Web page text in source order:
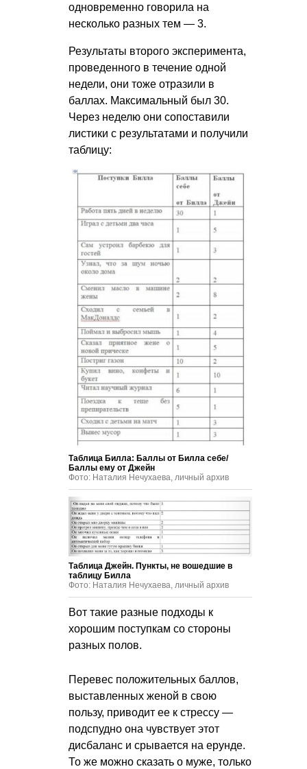
одновременно говорила на
несколько разных тем — 3.
Результаты второго эксперимента,
проведенного в течение одной
недели, они тоже отразили в
баллах. Максимальный был 30.
Через неделю они сопоставили
листики с результатами и получили
таблицу:
Таблица Билла: Баллы от Билла себе/
Баллы ему от Джейн
Фото: Наталия Нечухаева, личный архив
Таблица Джейн. Пункты, не вошедшие в
таблицу Билла
Фото: Наталия Нечухаева, личный архив
Вот такие разные подходы к
хорошим поступкам со стороны
разных полов.
Перевес положительных баллов,
выставленных женой в свою
пользу, приводит ее к стрессу —
подспудно она чувствует этот
дисбаланс и срывается на ерунде.
То же можно сказать о муже, только